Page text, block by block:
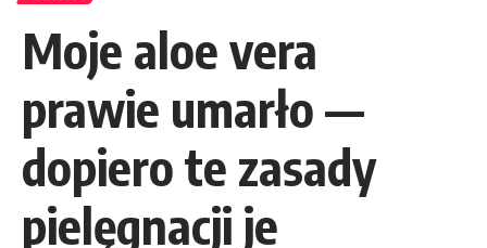
Moje aloe vera
prawie umarło —
dopiero te zasady
pielęgnacji je